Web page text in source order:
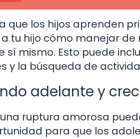
que los hijos aprenden
tu hijo cómo manejar
sí mismo. Esto puede
y la búsqueda de
adelante y
ruptura amorosa
para que los